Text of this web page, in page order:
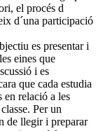
el procés d
d´una participació
es presentar i
eines que
i es
que cada estudia
en relació a les
Per un
de llegir i preparar